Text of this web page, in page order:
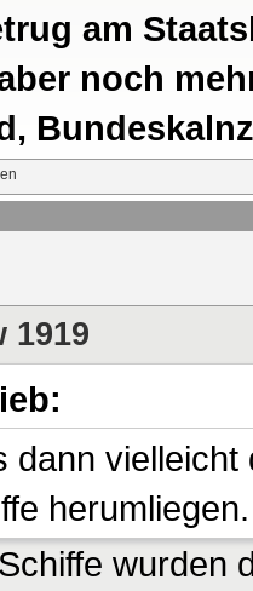
am
noch
1919
dann
herumliegen.
wurden